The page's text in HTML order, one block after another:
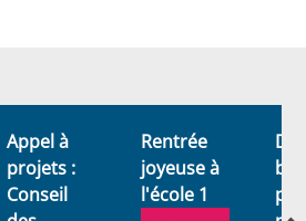
Appel à
projets :
Conseil
Rentrée
joyeuse à
l'école 1